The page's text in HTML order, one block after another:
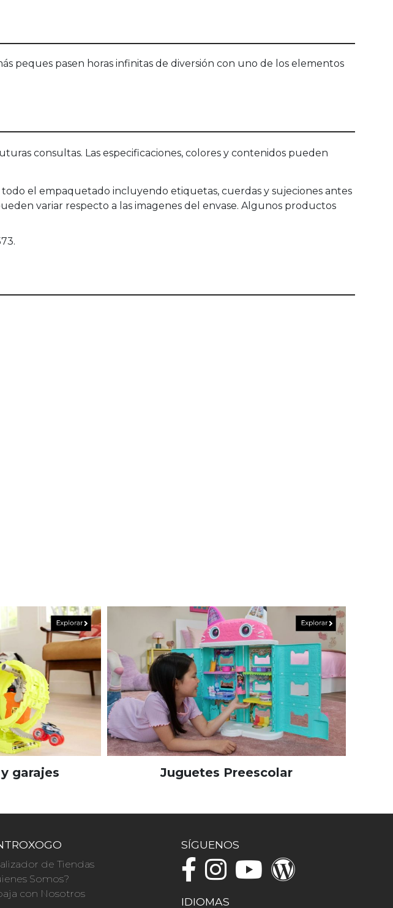
peques pasen horas infinitas de diversión con uno de los elementos
consultas. Las especificaciones, colores y contenidos pueden
el empaquetado incluyendo etiquetas, cuerdas y sujeciones antes
variar respecto a las imagenes del envase. Algunos productos
garajes Juguetes Preescolar
de Tiendas
Somos?
con Nosotros
SÍGUENOS
IDIOMAS